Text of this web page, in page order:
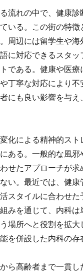
流れの中で、健康
いる。この街の特
周辺には留学生や
に対応できるスタ
である。健康や医療
丁寧な対応により不
にも良い影響を与
化による精神的ス
ある。一般的な風
せたアプローチが
い。最近では、健
スタイルに合わせ
みを通じて、内科
場所へと役割を拡
を併設した内科の存
ら高齢者まで一貫